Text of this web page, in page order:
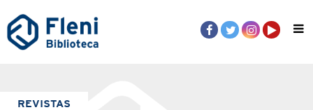
REVISTAS